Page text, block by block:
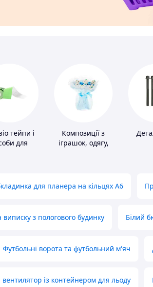
тейпи і
для
Композиції з
іграшок, одягу,
для планера на кільцях А6
з пологового будинку Білий
Футбольні ворота та футбольний м'яч
із контейнером для льоду